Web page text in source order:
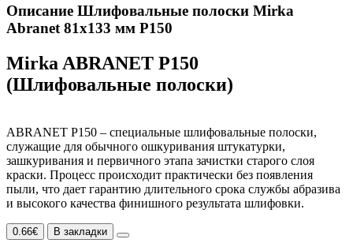
Описание Шлифовальные полоски Mirka
Abranet 81x133 мм P150
Mirka ABRANET P150
(Шлифовальные полоски)
ABRANET P150 – специальные шлифовальные полоски,
служащие для обычного ошкуривания штукатурки,
зашкуривания и первичного этапа зачистки старого слоя
краски. Процесс происходит практически без появления
пыли, что дает гарантию длительного срока службы абразива
и высокого качества финишного результата шлифовки.
0.66€ В закладки